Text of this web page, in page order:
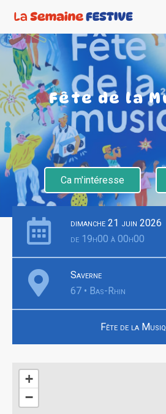
Fête de la
Ca m'intéresse
dimanche 21 juin 2026
de 19h00 à 00h00
Saverne
67 • Bas-Rhin
Fête de la
+
−